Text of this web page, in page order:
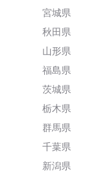
宮城県
秋田県
山形県
福島県
茨城県
栃木県
群馬県
千葉県
新潟県